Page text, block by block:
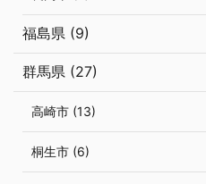
福島県 (9)
群馬県 (27)
高崎市 (13)
桐生市 (6)